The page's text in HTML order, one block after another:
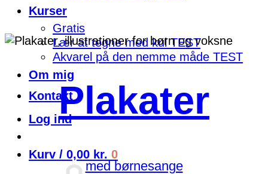
Kurser
Gratis
Lær at tegne med kul TEST
Akvarel på den nemme måde TEST
Om mig
Kontakt
Log ind
Kurv / 0,00 kr. 0
Plakater
med børnesange